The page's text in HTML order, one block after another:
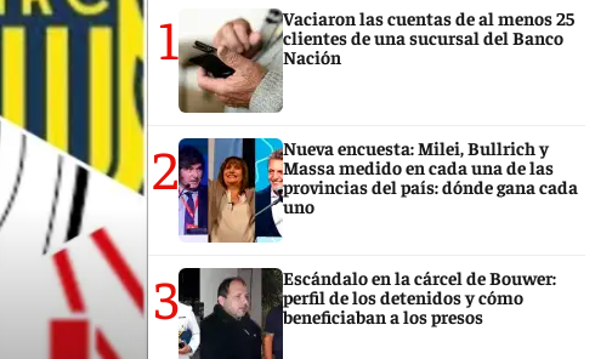
1
Vaciaron las cuentas de al menos 25
clientes de una sucursal del Banco
Nación
2
Nueva encuesta: Milei, Bullrich y
Massa medido en cada una de las
provincias del país: dónde gana cada
uno
3
Escándalo en la cárcel de Bouwer:
perfil de los detenidos y cómo
beneficiaban a los presos